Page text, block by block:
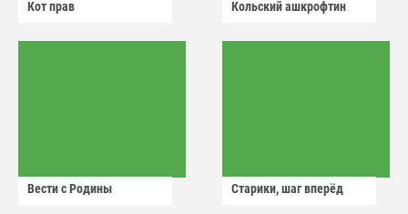
Кот прав Кольский ашкрофтин
Вести с Родины Старики, шаг вперёд